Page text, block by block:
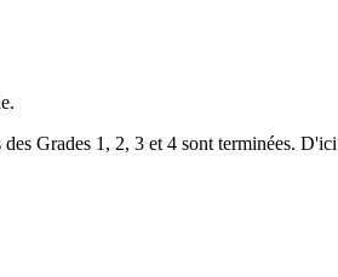
Grades 1, 2, 3 et 4 sont terminées.